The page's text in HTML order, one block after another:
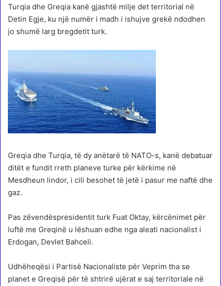
Turqia dhe Greqia kanë gjashtë milje det territorial në
Detin Egje, ku një numër i madh i ishujve grekë ndodhen
jo shumë larg bregdetit turk.
Greqia dhe Turqia, të dy anëtarë të NATO-s, kanë debatuar
ditët e fundit rreth planeve turke për kërkime në
Mesdheun lindor, i cili besohet të jetë i pasur me naftë dhe
gaz.
Pas zëvendëspresidentit turk Fuat Oktay, kërcënimet për
luftë me Greqinë u lëshuan edhe nga aleati nacionalist i
Erdogan, Devlet Bahceli.
Udhëheqësi i Partisë Nacionaliste për Veprim tha se
planet e Greqisë për të shtrirë ujërat e saj territoriale në